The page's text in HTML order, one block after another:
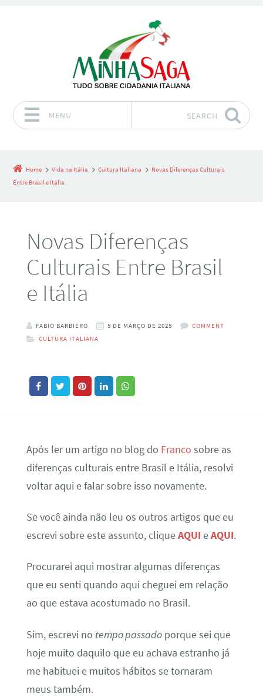
MENU SEARCH
Home Vida na Itália Cultura Italiana
Novas Diferenças Culturais
Entre Brasil e Itália
Novas Diferenças
Culturais Entre Brasil
e Itália
FABIO BARBIERO 5 DE MARÇO DE 2025
COMMENT
CULTURA ITALIANA
Após ler um artigo no blog do Franco sobre as
diferenças culturais entre Brasil e Itália, resolvi
voltar aqui e falar sobre isso novamente.
Se você ainda não leu os outros artigos que eu
escrevi sobre este assunto, cliqueAQUI eAQUI.
Procurarei aqui mostrar algumas diferenças
que eu senti quando aqui cheguei em relação
ao que estava acostumado no Brasil.
Sim, escrevi no tempo passadoporque sei que
hoje muito daquilo que eu achava estranho já
me habituei e muitos hábitos se tornaram
meus também.